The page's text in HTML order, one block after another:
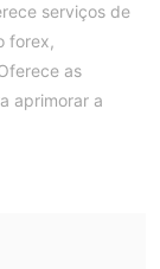
serviços de
forex,
as
aprimorar a
suas